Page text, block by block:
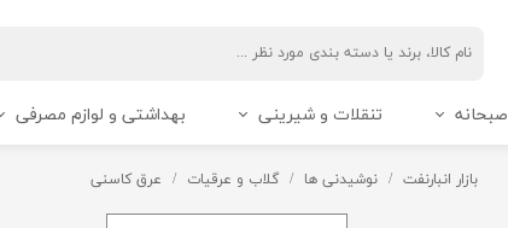
صبحانه تنقلات و شیرینی بهداشتی و لوازم مصرفی
بازار انبارنفت نوشیدنی ها گلاب و عرقیات عرق کاسنی